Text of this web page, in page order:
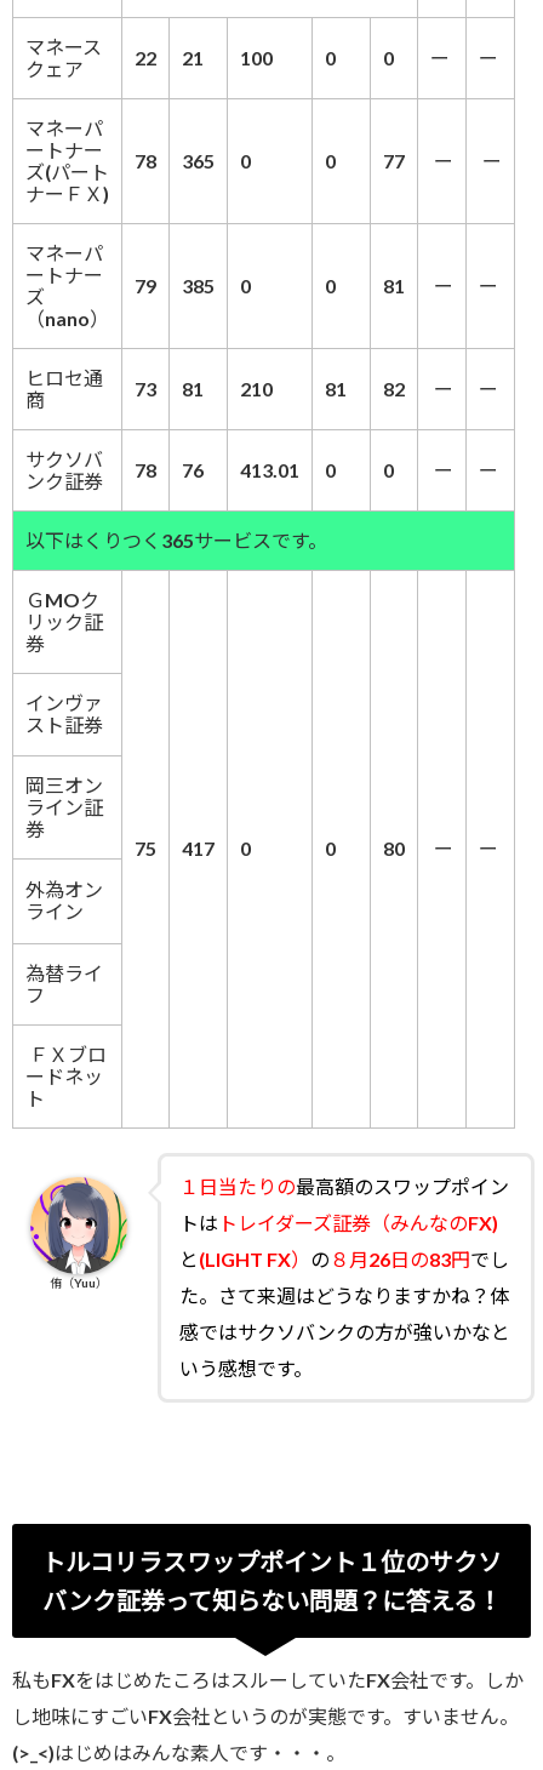
マネース
クェア
22 21 100 0 0 ー ー
マネーパ
ートナー
ズ(パート
ナーＦＸ)
78 365 0 0 77 ー ー
マネーパ
ートナー
ズ
（nano）
79 385 0 0 81 ー ー
ヒロセ通
商
73 81 210 81 82 ー ー
サクソバ
ンク証券
78 76 413.01 0 0 ー ー
以下はくりつく365サービスです。
ＧMOク
リック証
券
75 417 0 0 80 ー ー
インヴァ
スト証券
岡三オン
ライン証
券
外為オン
ライン
為替ライ
フ
ＦＸブロ
ードネッ
ト
１日当たりの最高額のスワップポイン
トは トレイダーズ証券（みんなのFX)
と (LIGHT FX） の ８月26日の83円でし
た。さて来週はどうなりますかね？体
感ではサクソバンクの方が強いかなと
いう感想です。
侑（Yuu）
トルコリラスワップポイント１位のサクソ
バンク証券って知らない問題？に答える！
私もFXをはじめたころはスルーしていたFX会社です。しか
し地味にすごいFX会社というのが実態です。すいません。
(>_<)はじめはみんな素人です・・・。